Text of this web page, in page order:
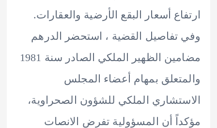
أسعار البقع الأرضية والعقارات.
تفاصيل القضية ، استحضر الدرهم
مضامين الظهير الملكي الصادر سنة 1981
بمهام أعضاء المجلس
الملكي للشؤون الصحراوية،
أن المسؤولية تفرض الانصات